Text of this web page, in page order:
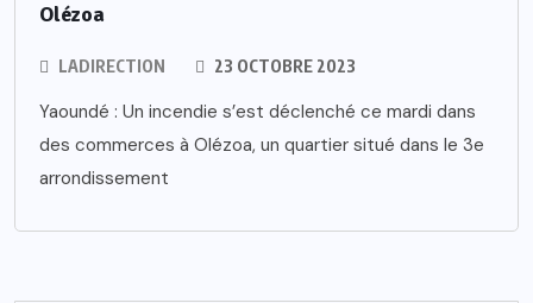
Olézoa
LADIRECTION 23 OCTOBRE 2023
Yaoundé : Un incendie s’est déclenché ce mardi dans
des commerces à Olézoa, un quartier situé dans le 3e
arrondissement